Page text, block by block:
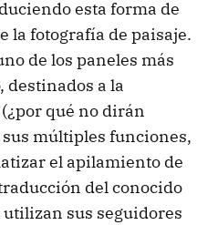
esta forma de
la fotografía de paisaje.
de los paneles más
destinados a la
qué no dirán
múltiples funciones,
el apilamiento de
del conocido
utilizan sus seguidores